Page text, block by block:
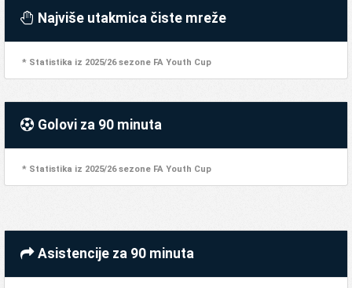
Najviše utakmica čiste mreže
* Statistika iz 2025/26 sezone FA Youth Cup
Golovi za 90 minuta
* Statistika iz 2025/26 sezone FA Youth Cup
Asistencije za 90 minuta